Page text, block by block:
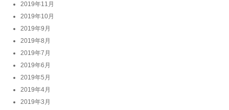
2019年11月
2019年10月
2019年9月
2019年8月
2019年7月
2019年6月
2019年5月
2019年4月
2019年3月